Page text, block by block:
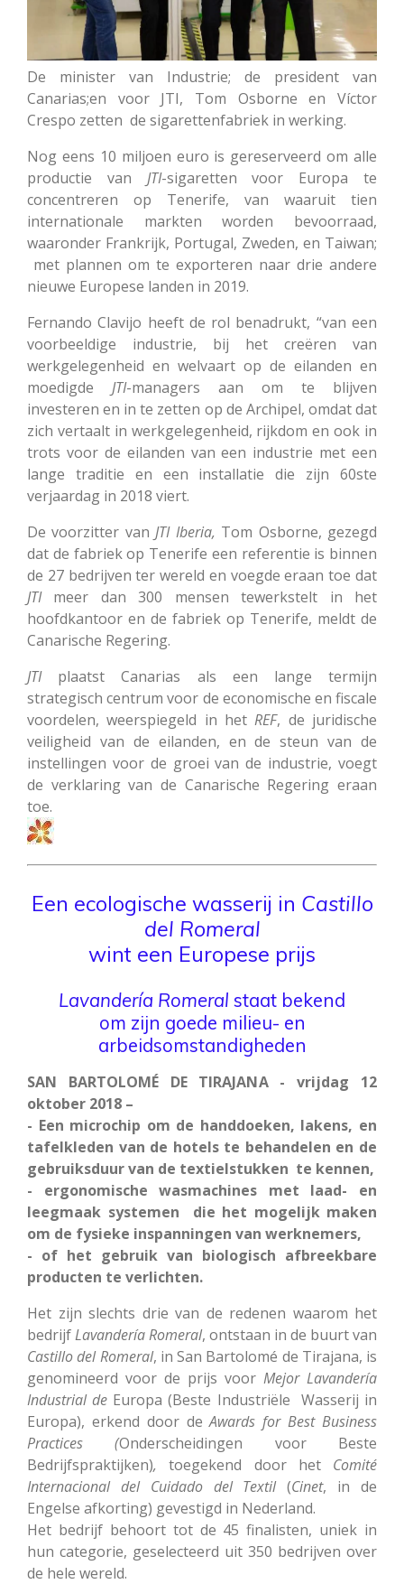
De minister van Industrie; de president van
Canarias;en voor JTI, Tom Osborne en Víctor
Crespo zetten de sigarettenfabriek in werking.
Nog eens 10 miljoen euro is gereserveerd om alle
productie van JTI-sigaretten voor Europa te
concentreren op Tenerife, van waaruit tien
internationale markten worden bevoorraad,
waaronder Frankrijk, Portugal, Zweden, en Taiwan;
met plannen om te exporteren naar drie andere
nieuwe Europese landen in 2019.
Fernando Clavijo heeft de rol benadrukt, “van een
voorbeeldige industrie, bij het creëren van
werkgelegenheid en welvaart op de eilanden en
moedigde JTI-managers aan om te blijven
investeren en in te zetten op de Archipel, omdat dat
zich vertaalt in werkgelegenheid, rijkdom en ook in
trots voor de eilanden van een industrie met een
lange traditie en een installatie die zijn 60ste
verjaardag in 2018 viert.
De voorzitter vanJTI Iberia, Tom Osborne, gezegd
dat de fabriek op Tenerife een referentie is binnen
de 27 bedrijven ter wereld en voegde eraan toe dat
JTImeer dan 300 mensen tewerkstelt in het
hoofdkantoor en de fabriek op Tenerife, meldt de
Canarische Regering.
JTIplaatst Canarias als een lange termijn
strategisch centrum voor de economische en fiscale
voordelen, weerspiegeld in hetREF, de juridische
veiligheid van de eilanden, en de steun van de
instellingen voor de groei van de industrie, voegt
de verklaring van de Canarische Regering eraan
toe.
Een ecologische wasserij in Castillo
del Romeral
wint een Europese prijs
Lavandería Romeral staat bekend
om zijn goede milieu- en
arbeidsomstandigheden
SAN BARTOLOMÉ DE TIRAJANA - vrijdag 12
oktober 2018 –
- Een microchip om de handdoeken, lakens, en
tafelkleden van de hotels te behandelen en de
gebruiksduur van de textielstukken te kennen,
- ergonomische wasmachines met laad- en
leegmaak systemen die het mogelijk maken
om de fysieke inspanningen van werknemers,
- of het gebruik van biologisch afbreekbare
producten te verlichten.
Het zijn slechts drie van de redenen waarom het
bedrijfLavanderíaRomeral, ontstaan in de buurt van
Castillodel Romeral, in San Bartolomé de Tirajana, is
genomineerd voor de prijs voor Mejor Lavandería
Industrial de Europa (Beste Industriële Wasserij in
Europa), erkend door deAwards for Best Business
Practices (Onderscheidingen voor Beste
Bedrijfspraktijken), toegekend door het Comité
Internacional del Cuidado del Textil(Cinet, in de
Engelse afkorting) gevestigd in Nederland.
Het bedrijf behoort tot de 45 finalisten, uniek in
hun categorie, geselecteerd uit 350 bedrijven over
de hele wereld.